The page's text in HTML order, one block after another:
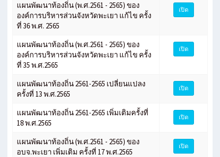
แผนพัฒนาท้องถิ่น (พ.ศ.2561 - 2565) ของ
องค์การบริหารส่วนจังหวัดพะเยา แก้ไข ครั้ง
ที่ 36 พ.ศ. 2565
เปิด
แผนพัฒนาท้องถิ่น (พ.ศ.2561 - 2565) ของ
องค์การบริหารส่วนจังหวัดพะเยา แก้ไข ครั้ง
ที่ 35 พ.ศ.2565
เปิด
แผนพัฒนาท้องถิ่น 2561-2565 เปลี่ยนแปลง
ครั้งที่ 13 พ.ศ.2565
เปิด
แผนพัฒนาท้องถิ่น 2561-2565 เพิ่มเติมครั้งที่
18 พ.ศ.2565
เปิด
แผนพัฒนาท้องถิ่น (พ.ศ.2561 - 2565) ของ
อบจ.พะเยา เพิ่มเติม ครั้งที่ 17 พ.ศ.2565
เปิด